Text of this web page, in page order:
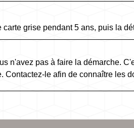
grise pendant 5 ans, puis la
n'avez pas à faire la démarche.
Contactez-le afin de connaître les